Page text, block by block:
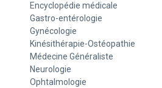
Encyclopédie médicale
Gastro-entérologie
Gynécologie
Kinésithérapie-Ostéopathie
Médecine Généraliste
Neurologie
Ophtalmologie